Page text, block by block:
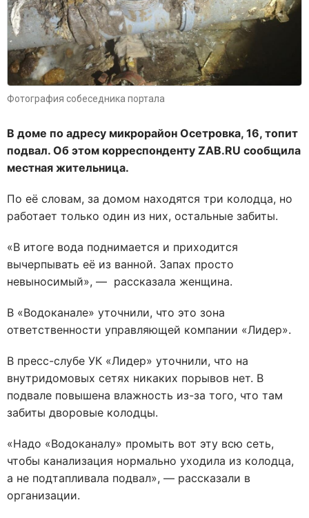
Фотография собеседника портала
В доме по адресу микрорайон Осетровка, 16, топит
подвал. Об этом корреспонденту ZAB.RU сообщила
местная жительница.
По её словам, за домом находятся три колодца, но
работает только один из них, остальные забиты.
«В итоге вода поднимается и приходится
вычерпывать её из ванной. Запах просто
невыносимый», — рассказала женщина.
В «Водоканале» уточнили, что это зона
ответственности управляющей компании «Лидер».
В пресс-слубе УК «Лидер» уточнили, что на
внутридомовых сетях никаких порывов нет. В
подвале повышена влажность из-за того, что там
забиты дворовые колодцы.
«Надо «Водоканалу» промыть вот эту всю сеть,
чтобы канализация нормально уходила из колодца,
а не подтапливала подвал», — рассказали в
организации.